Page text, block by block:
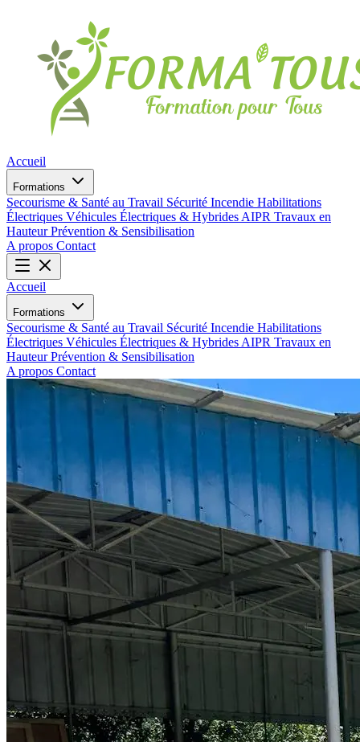
Accueil
Formations
Secourisme & Santé au Travail Sécurité Incendie Habilitations
Électriques Véhicules Électriques & Hybrides AIPR Travaux en
HauteurPrévention & Sensibilisation
A propos Contact
Accueil
Formations
Secourisme & Santé au Travail Sécurité Incendie Habilitations
Électriques Véhicules Électriques & Hybrides AIPR Travaux en
HauteurPrévention & Sensibilisation
A propos Contact